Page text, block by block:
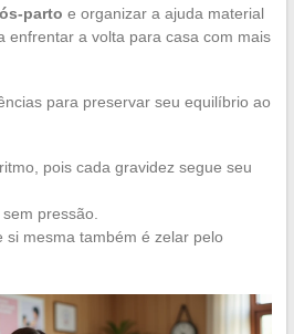
parto e organizar a ajuda material
enfrentar a volta para casa com mais
para preservar seu equilíbrio ao
pois cada gravidez segue seu
pressão.
si mesma também é zelar pelo